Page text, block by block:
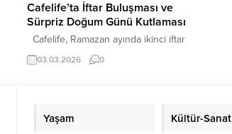
Cafelife’ta İftar Buluşması ve
Sürpriz Doğum Günü Kutlaması
Cafelife, Ramazan ayında ikinci iftar
programını yoğun katılımla gerçekleşti. İlk
iftar programı Cafelife ekibi ile birlikte
organizasyonda oldukça kalabalık bir
03.03.2026 0
Yaşam Kültür-Sanat